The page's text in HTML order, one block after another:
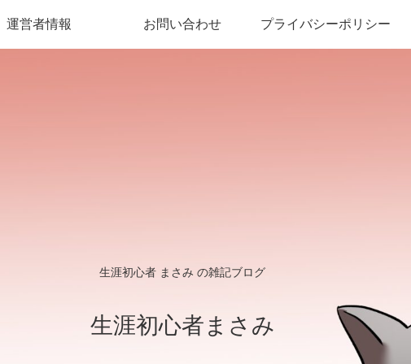
生涯初心者 まさみ の雑記ブログ
生涯初心者まさみ
運営者情報 お問い合わせ プライバシーポリシー